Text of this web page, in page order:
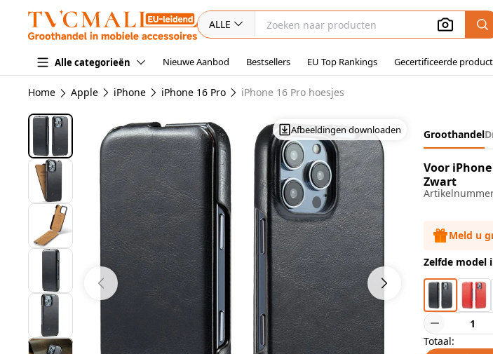
ALLE
Alle categorieën Nieuwe Aanbod Bestsellers EU Top Rankings Gecertificeerde
Home Apple iPhone iPhone 16 Pro iPhone 16 Pro hoesjes
Afbeeldingen downloaden Groothandel
Voor
Zwart
Meld u
Zelfde model
Totaal: